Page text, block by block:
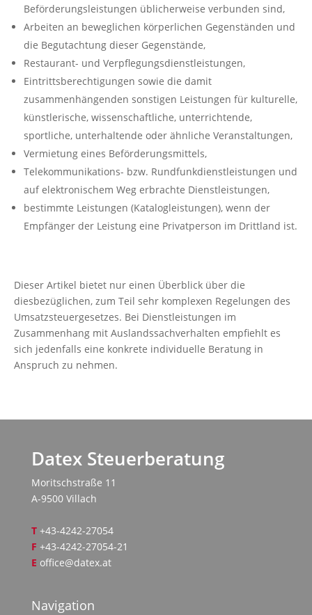
Beförderungsleistungen üblicherweise verbunden sind,
Arbeiten an beweglichen körperlichen Gegenständen und
die Begutachtung dieser Gegenstände,
Restaurant- und Verpflegungsdienstleistungen,
Eintrittsberechtigungen sowie die damit
zusammenhängenden sonstigen Leistungen für kulturelle,
künstlerische, wissenschaftliche, unterrichtende,
sportliche, unterhaltende oder ähnliche Veranstaltungen,
Vermietung eines Beförderungsmittels,
Telekommunikations- bzw. Rundfunkdienstleistungen und
auf elektronischem Weg erbrachte Dienstleistungen,
bestimmte Leistungen (Katalogleistungen), wenn der
Empfänger der Leistung eine Privatperson im Drittland ist.
Dieser Artikel bietet nur einen Überblick über die
diesbezüglichen, zum Teil sehr komplexen Regelungen des
Umsatzsteuergesetzes. Bei Dienstleistungen im
Zusammenhang mit Auslandssachverhalten empfiehlt es
sich jedenfalls eine konkrete individuelle Beratung in
Anspruch zu nehmen.
Datex Steuerberatung
Moritschstraße 11
A-9500 Villach
T+43-4242-27054
F +43-4242-27054-21
E office@datex.at
Navigation